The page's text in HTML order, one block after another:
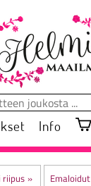
Info
riipus‪» Emaloidut